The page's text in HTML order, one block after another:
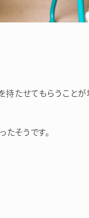
たせてもらうことが
そうです。